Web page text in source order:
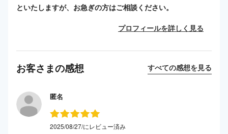
といたしますが、お急ぎの方はご相談ください。
プロフィールを詳しく見る
お客さまの感想 すべての感想を見る
匿名
2025/08/27/にレビュー済み